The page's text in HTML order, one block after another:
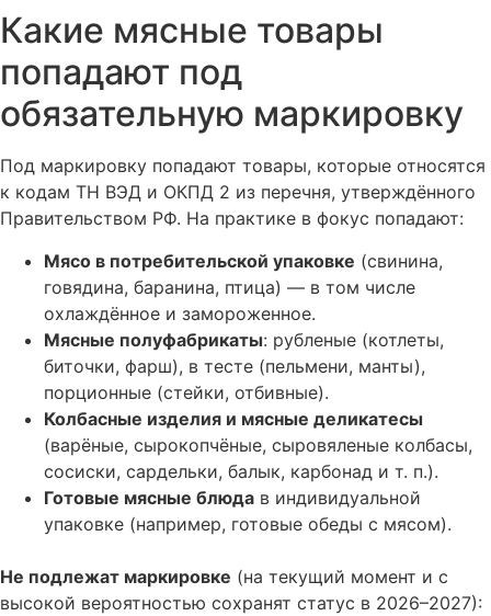
Какие мясные товары
попадают под
обязательную маркировку
Под маркировку попадают товары, которые относятся
к кодам ТН ВЭД и ОКПД 2 из перечня, утверждённого
Правительством РФ. На практике в фокус попадают:
Мясо в потребительской упаковке (свинина,
говядина, баранина, птица) — в том числе
охлаждённое и замороженное.
Мясные полуфабрикаты: рубленые (котлеты,
биточки, фарш), в тесте (пельмени, манты),
порционные (стейки, отбивные).
Колбасные изделия и мясные деликатесы
(варёные, сырокопчёные, сыровяленые колбасы,
сосиски, сардельки, балык, карбонад и т. п.).
Готовые мясные блюда в индивидуальной
упаковке (например, готовые обеды с мясом).
Не подлежат маркировке (на текущий момент и с
высокой вероятностью сохранят статус в 2026–2027):